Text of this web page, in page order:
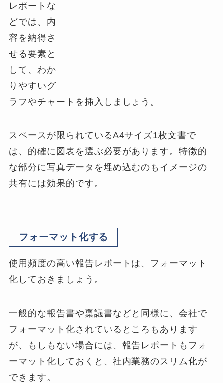
レポートな
どでは、内
容を納得さ
せる要素と
して、わか
りやすいグ
ラフやチャートを挿入しましょう。
スペースが限られているA4サイズ1枚文書で
は、的確に図表を選ぶ必要があります。特徴的
な部分に写真データを埋め込むのもイメージの
共有には効果的です。
フォーマット化する
使用頻度の高い報告レポートは、フォーマット
化しておきましょう。
一般的な報告書や稟議書などと同様に、会社で
フォーマット化されているところもあります
が、もしもない場合には、報告レポートもフォ
ーマット化しておくと、社内業務のスリム化が
できます。